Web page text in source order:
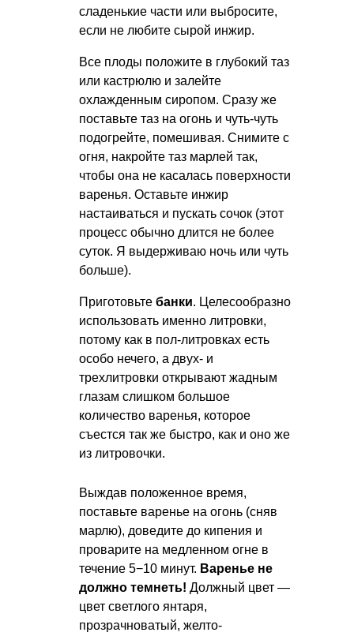
сладенькие части или выбросите,
если не любите сырой инжир.
Все плоды положите в глубокий таз
или кастрюлю и залейте
охлажденным сиропом. Сразу же
поставьте таз на огонь и чуть-чуть
подогрейте, помешивая. Снимите с
огня, накройте таз марлей так,
чтобы она не касалась поверхности
варенья. Оставьте инжир
настаиваться и пускать сочок (этот
процесс обычно длится не более
суток. Я выдерживаю ночь или чуть
больше).
Приготовьте банки. Целесообразно
использовать именно литровки,
потому как в пол-литровках есть
особо нечего, а двух- и
трехлитровки открывают жадным
глазам слишком большое
количество варенья, которое
съестся так же быстро, как и оно же
из литровочки.
Выждав положенное время,
поставьте варенье на огонь (сняв
марлю), доведите до кипения и
проварите на медленном огне в
течение 5−10 минут. Варенье не
должно темнеть! Должный цвет —
цвет светлого янтаря,
прозрачноватый, желто-